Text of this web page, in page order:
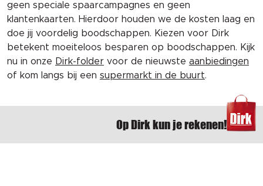
geen speciale spaarcampagnes en geen
klantenkaarten. Hierdoor houden we de kosten laag en
doe jij voordelig boodschappen. Kiezen voor Dirk
betekent moeiteloos besparen op boodschappen. Kijk
nu in onze Dirk-folder voor de nieuwste aanbiedingen
of kom langs bij een supermarkt in de buurt.
Op Dirk kun je rekenen!